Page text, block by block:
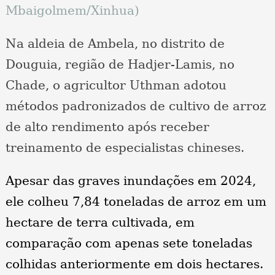
Mbaigolmem/Xinhua)
Na aldeia de Ambela, no distrito de
Douguia, região de Hadjer-Lamis, no
Chade, o agricultor Uthman adotou
métodos padronizados de cultivo de arroz
de alto rendimento após receber
treinamento de especialistas chineses.
Apesar das graves inundações em 2024,
ele colheu 7,84 toneladas de arroz em um
hectare de terra cultivada, em
comparação com apenas sete toneladas
colhidas anteriormente em dois hectares.